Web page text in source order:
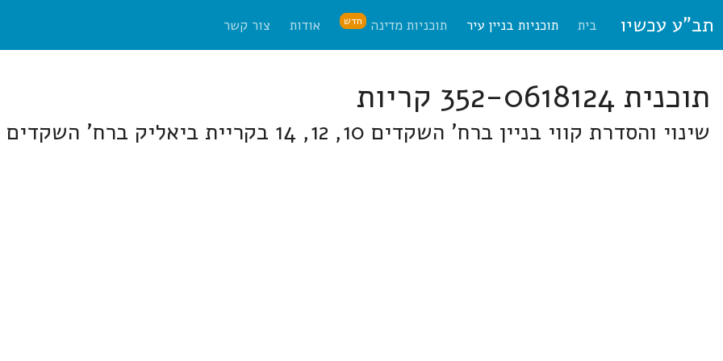
תב"ע עכשיו בית תוכניות בניין עיר תוכניות מדינה חדש אודות צור קשר
תוכנית 352-0618124 קריות
שינוי והסדרת קווי בניין ברח' השקדים 10, 12, 14 בקריית ביאליק ברח' השקדים 10, 12, 14, קריית ביאליק